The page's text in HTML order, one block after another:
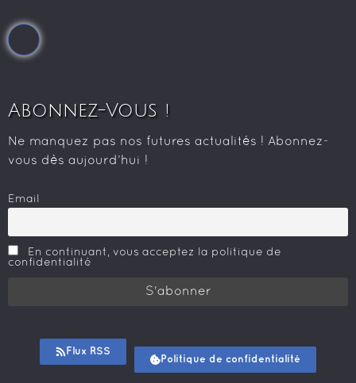
Abonnez-Vous !
Ne manquez pas nos futures actualités ! Abonnez-
vous dès aujourd’hui !
Email
En continuant, vous acceptez la politique de
confidentialité
Flux RSS
Politique de confidentialité